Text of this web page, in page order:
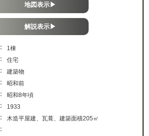
地図表示▶
解説表示▶
：
1棟
：
住宅
：
建築物
：
昭和前
：
昭和8年頃
：
1933
：
木造平屋建、瓦葺、建築面積205㎡
：